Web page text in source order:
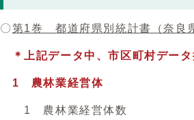
〇第1巻 都道府県別統計書（奈良
＊上記データ中、市区町村デー
1 農林業経営体
1 農林業経営体数